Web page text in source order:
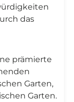
das
prämierte
Garten,
Garten.